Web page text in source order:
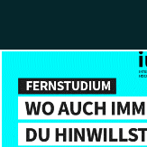
Jazz in
KI-
© Copyright 2026,
Impressum
Über
uns